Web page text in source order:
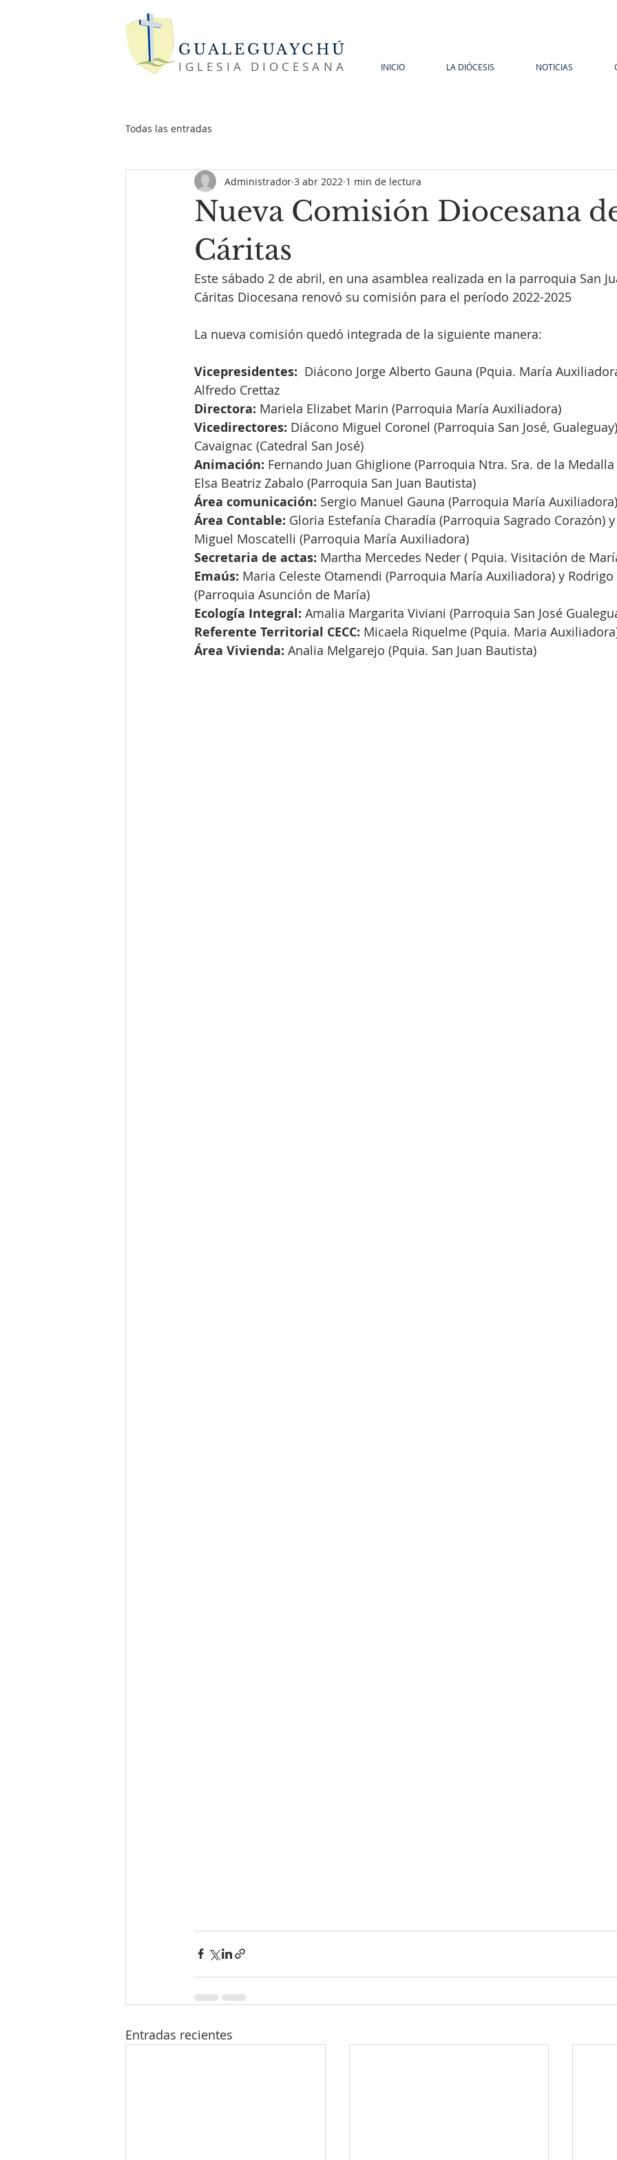
GUALEGUAYCHÚ
IGLESIA DIOCESANA INICIO LA DIÓCESIS NOTICIAS
Todas las entradas
Nueva Comisión Diocesana
Cáritas
Administrador 3 abr 2022 1 min de lectura
Este sábado 2 de abril, en una asamblea realizada en la parroquia San
Cáritas Diocesana renovó su comisión para el período 2022-2025
La nueva comisión quedó integrada de la siguiente manera:
Vicepresidentes: Diácono Jorge Alberto Gauna (Pquia. María
Alfredo Crettaz
Directora: Mariela Elizabet Marin (Parroquia María Auxiliadora)
Vicedirectores: Diácono Miguel Coronel (Parroquia San José,
Cavaignac (Catedral San José)
Animación: Fernando Juan Ghiglione (Parroquia Ntra. Sra. de la
Elsa Beatriz Zabalo (Parroquia San Juan Bautista)
Área comunicación: Sergio Manuel Gauna (Parroquia María Auxiliadora)
Área Contable: Gloria Estefanía Charadía (Parroquia Sagrado Corazón)
Miguel Moscatelli (Parroquia María Auxiliadora)
Secretaria de actas: Martha Mercedes Neder ( Pquia. Visitación de
Emaús: Maria Celeste Otamendi (Parroquia María Auxiliadora) y
(Parroquia Asunción de María)
Ecología Integral: Amalia Margarita Viviani (Parroquia San José
Referente Territorial CECC: Micaela Riquelme (Pquia. Maria
Área Vivienda: Analia Melgarejo (Pquia. San Juan Bautista)
Entradas recientes